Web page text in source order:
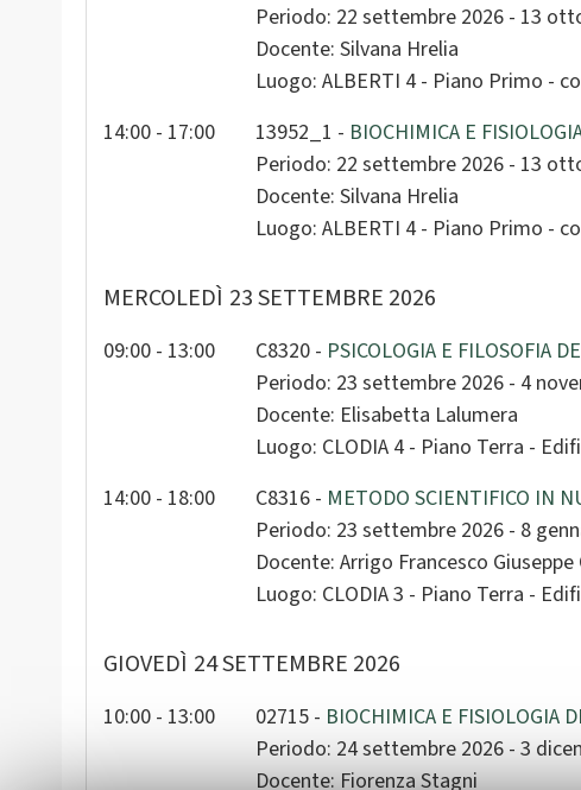
Periodo: 22 settembre 2026 - 13
Docente: Silvana Hrelia
Luogo: ALBERTI 4 - Piano Primo -
14:00 - 17:00
13952_1 - BIOCHIMICA E
Periodo: 22 settembre 2026 - 13
Docente: Silvana Hrelia
Luogo: ALBERTI 4 - Piano Primo -
MERCOLEDÌ 23 SETTEMBRE 2026
09:00 - 13:00 C8320 - PSICOLOGIA E FILOSOFIA
Periodo: 23 settembre 2026 - 4
Docente: Elisabetta Lalumera
Luogo: CLODIA 4 - Piano Terra -
14:00 - 18:00
C8316 - METODO SCIENTIFICO IN
Periodo: 23 settembre 2026 - 8
Docente: Arrigo Francesco Giuseppe
Luogo: CLODIA 3 - Piano Terra -
GIOVEDÌ 24 SETTEMBRE 2026
10:00 - 13:00 02715 - BIOCHIMICA E FISIOLOGIA
Periodo: 24 settembre 2026 - 3
Docente: Fiorenza Stagni